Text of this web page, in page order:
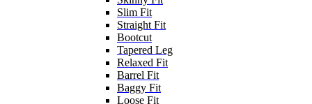
Slim Fit
Straight Fit
Bootcut
Tapered Leg
Relaxed Fit
Barrel Fit
Baggy Fit
Loose Fit